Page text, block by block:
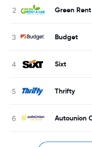
Green
Budget
Sixt
Thrifty
Autounion